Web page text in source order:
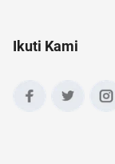
Ikuti Kami